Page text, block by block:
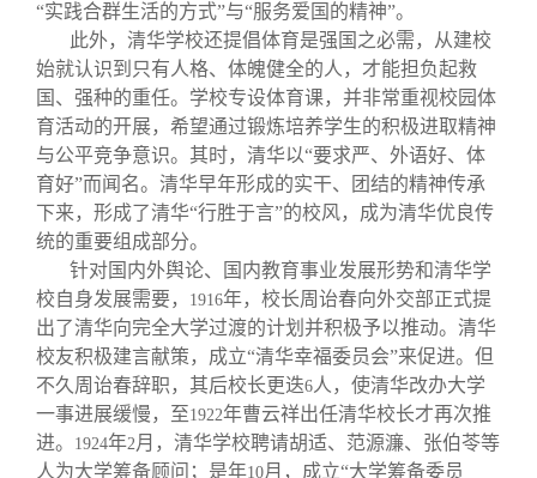
“实践合群生活的方式”与“服务爱国的精神”。
此外，清华学校还提倡体育是强国之必需，从建校
始就认识到只有人格、体魄健全的人，才能担负起救
国、强种的重任。学校专设体育课，并非常重视校园体
育活动的开展，希望通过锻炼培养学生的积极进取精神
与公平竞争意识。其时，清华以“要求严、外语好、体
育好”而闻名。清华早年形成的实干、团结的精神传承
下来，形成了清华“行胜于言”的校风，成为清华优良传
统的重要组成部分。
针对国内外舆论、国内教育事业发展形势和清华学
校自身发展需要，
1916年，校长周诒春向外交部正式提
出了清华向完全大学过渡的计划并积极予以推动。清华
校友积极建言献策，成立“清华幸福委员会”来促进。但
不久周诒春辞职，其后校长更迭6人，使清华改办大学
一事进展缓慢，至1922年曹云祥出任清华校长才再次推
进。
1924年2月，清华学校聘请胡适、范源濂、张伯苓等
人为大学筹备顾问；是年10月，成立“大学筹备委员